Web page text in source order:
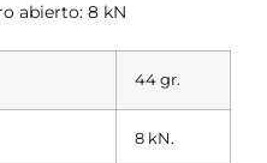
abierto: 8 kN
44 gr.
8 kN.